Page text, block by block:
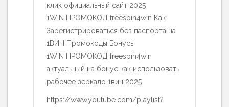
клик официальный сайт 2025
1WIN ПРОМОКОД freespin4win Как
Зарегистрироваться без паспорта на
1ВИН Промокоды Бонусы
1WIN ПРОМОКОД freespin4win
актуальный на бонус как использовать
рабочее зеркало 1вин 2025
https://www.youtube.com/playlist?